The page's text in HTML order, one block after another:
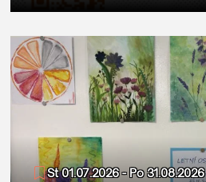
St 01.07.2026 - Po 31.08.2026